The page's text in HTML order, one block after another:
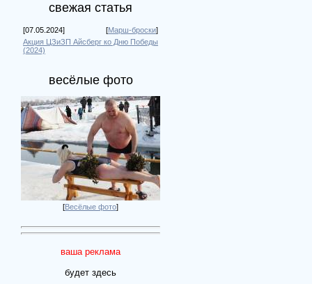
свежая статья
[07.05.2024] [Марш-броски]
Акция ЦЗиЗП Айсберг ко Дню Победы
(2024)
весёлые фото
[Весёлые фото]
ваша реклама
будет здесь